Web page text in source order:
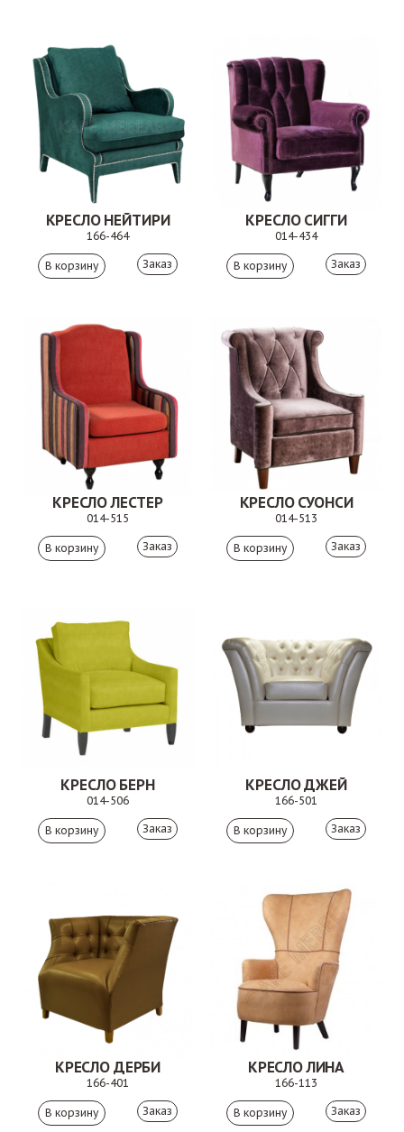
КРЕСЛО НЕЙТИРИ
166-464
Заказ
КРЕСЛО СИГГИ
014-434
Заказ
КРЕСЛО ЛЕСТЕР
014-515
Заказ
КРЕСЛО СУОНСИ
014-513
Заказ
КРЕСЛО БЕРН
014-506
Заказ
КРЕСЛО ДЖЕЙ
166-501
Заказ
КРЕСЛО ДЕРБИ
166-401
Заказ
КРЕСЛО ЛИНА
166-113
Заказ